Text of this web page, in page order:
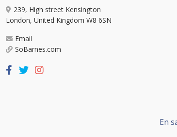
239, High street Kensington
London, United Kingdom W8 6SN
Email
SoBarnes.com
En